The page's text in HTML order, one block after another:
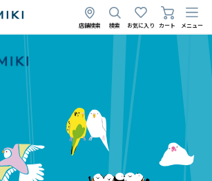
店舗検索 検索 お気に入り カート メニュー